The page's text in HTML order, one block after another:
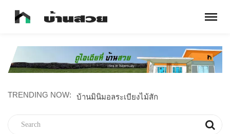
TRENDING NOW: บ้านเดี๋ยวเรียบง่าย สะอาดตา ขนาด 2 ห้องนอน